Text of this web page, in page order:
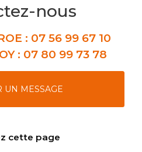
nous
: 07 56 99 67 10
: 07 80 99 73 78
UN MESSAGE
cette page